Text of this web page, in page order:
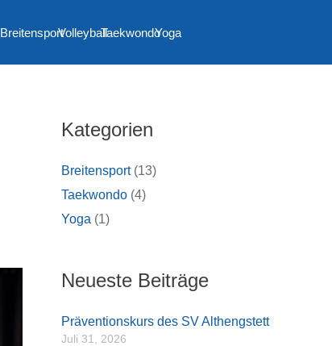
BreitensportVolleyballTaekwondoYoga
Kategorien
Breitensport(13)
Taekwondo (4)
Yoga (1)
Neueste Beiträge
Präventionskurs des SV Althengstett
Juli 31, 2026